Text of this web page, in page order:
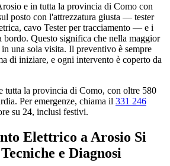
e in tutta la provincia di Como con
posto con l'attrezzatura giusta — tester
cavo Tester per tracciamento — e i
Questo significa che nella maggior
una sola visita. Il preventivo è sempre
di iniziare, e ogni intervento è coperto da
tutta la provincia di Como, con oltre 580
Per emergenze, chiama il 331 246
su 24, inclusi festivi.
Elettrico a Arosio Si
e Diagnosi